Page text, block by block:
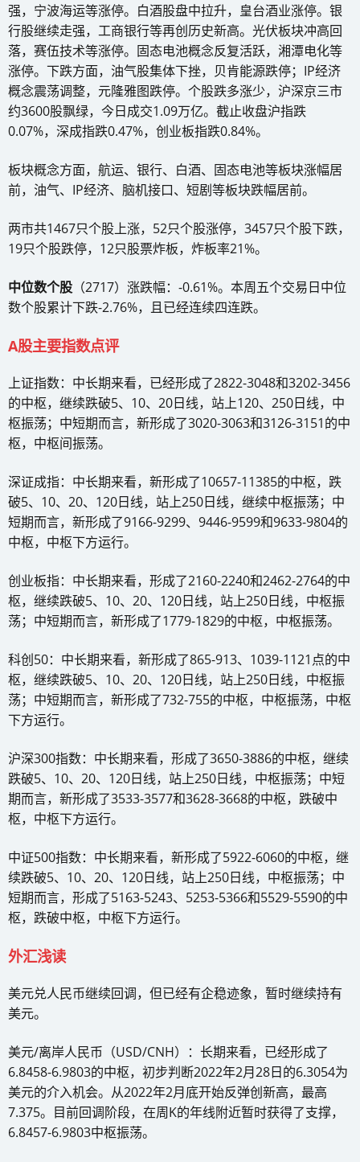
强，宁波海运等涨停。白酒股盘中拉升，皇台酒业涨停。银
行股继续走强，工商银行等再创历史新高。光伏板块冲高回
落，赛伍技术等涨停。固态电池概念反复活跃，湘潭电化等
涨停。下跌方面，油气股集体下挫，贝肯能源跌停；IP经济
概念震荡调整，元隆雅图跌停。个股跌多涨少，沪深京三市
约3600股飘绿，今日成交1.09万亿。截止收盘沪指跌
0.07%，深成指跌0.47%，创业板指跌0.84%。
板块概念方面，航运、银行、白酒、固态电池等板块涨幅居
前，油气、IP经济、脑机接口、短剧等板块跌幅居前。
两市共1467只个股上涨，52只个股涨停，3457只个股下跌，
19只个股跌停，12只股票炸板，炸板率21%。
中位数个股 （2717）涨跌幅：-0.61%。本周五个交易日中位
数个股累计下跌-2.76%，且已经连续四连跌。
A股主要指数点评
上证指数：中长期来看，已经形成了2822-3048和3202-3456
的中枢，继续跌破5、10、20日线，站上120、250日线，中
枢振荡；中短期而言，新形成了3020-3063和3126-3151的中
枢，中枢间振荡。
深证成指：中长期来看，新形成了10657-11385的中枢，跌
破5、10、20、120日线，站上250日线，继续中枢振荡；中
短期而言，新形成了9166-9299、9446-9599和9633-9804的
中枢，中枢下方运行。
创业板指：中长期来看，形成了2160-2240和2462-2764的中
枢，继续跌破5、10、20、120日线，站上250日线，中枢振
荡；中短期而言，新形成了1779-1829的中枢，中枢振荡。
科创50：中长期来看，新形成了865-913、1039-1121点的中
枢，继续跌破5、10、20、120日线，站上250日线，中枢振
荡；中短期而言，新形成了732-755的中枢，中枢振荡，中枢
下方运行。
沪深300指数：中长期来看，形成了3650-3886的中枢，继续
跌破5、10、20、120日线，站上250日线，中枢振荡；中短
期而言，新形成了3533-3577和3628-3668的中枢，跌破中
枢，中枢下方运行。
中证500指数：中长期来看，新形成了5922-6060的中枢，继
续跌破5、10、20、120日线，站上250日线，中枢振荡；中
短期而言，形成了5163-5243、5253-5366和5529-5590的中
枢，跌破中枢，中枢下方运行。
外汇浅读
美元兑人民币继续回调，但已经有企稳迹象，暂时继续持有
美元。
美元/离岸人民币（USD/CNH）：长期来看，已经形成了
6.8458-6.9803的中枢，初步判断2022年2月28日的6.3054为
美元的介入机会。从2022年2月底开始反弹创新高，最高
7.375。目前回调阶段，在周K的年线附近暂时获得了支撑，
6.8457-6.9803中枢振荡。